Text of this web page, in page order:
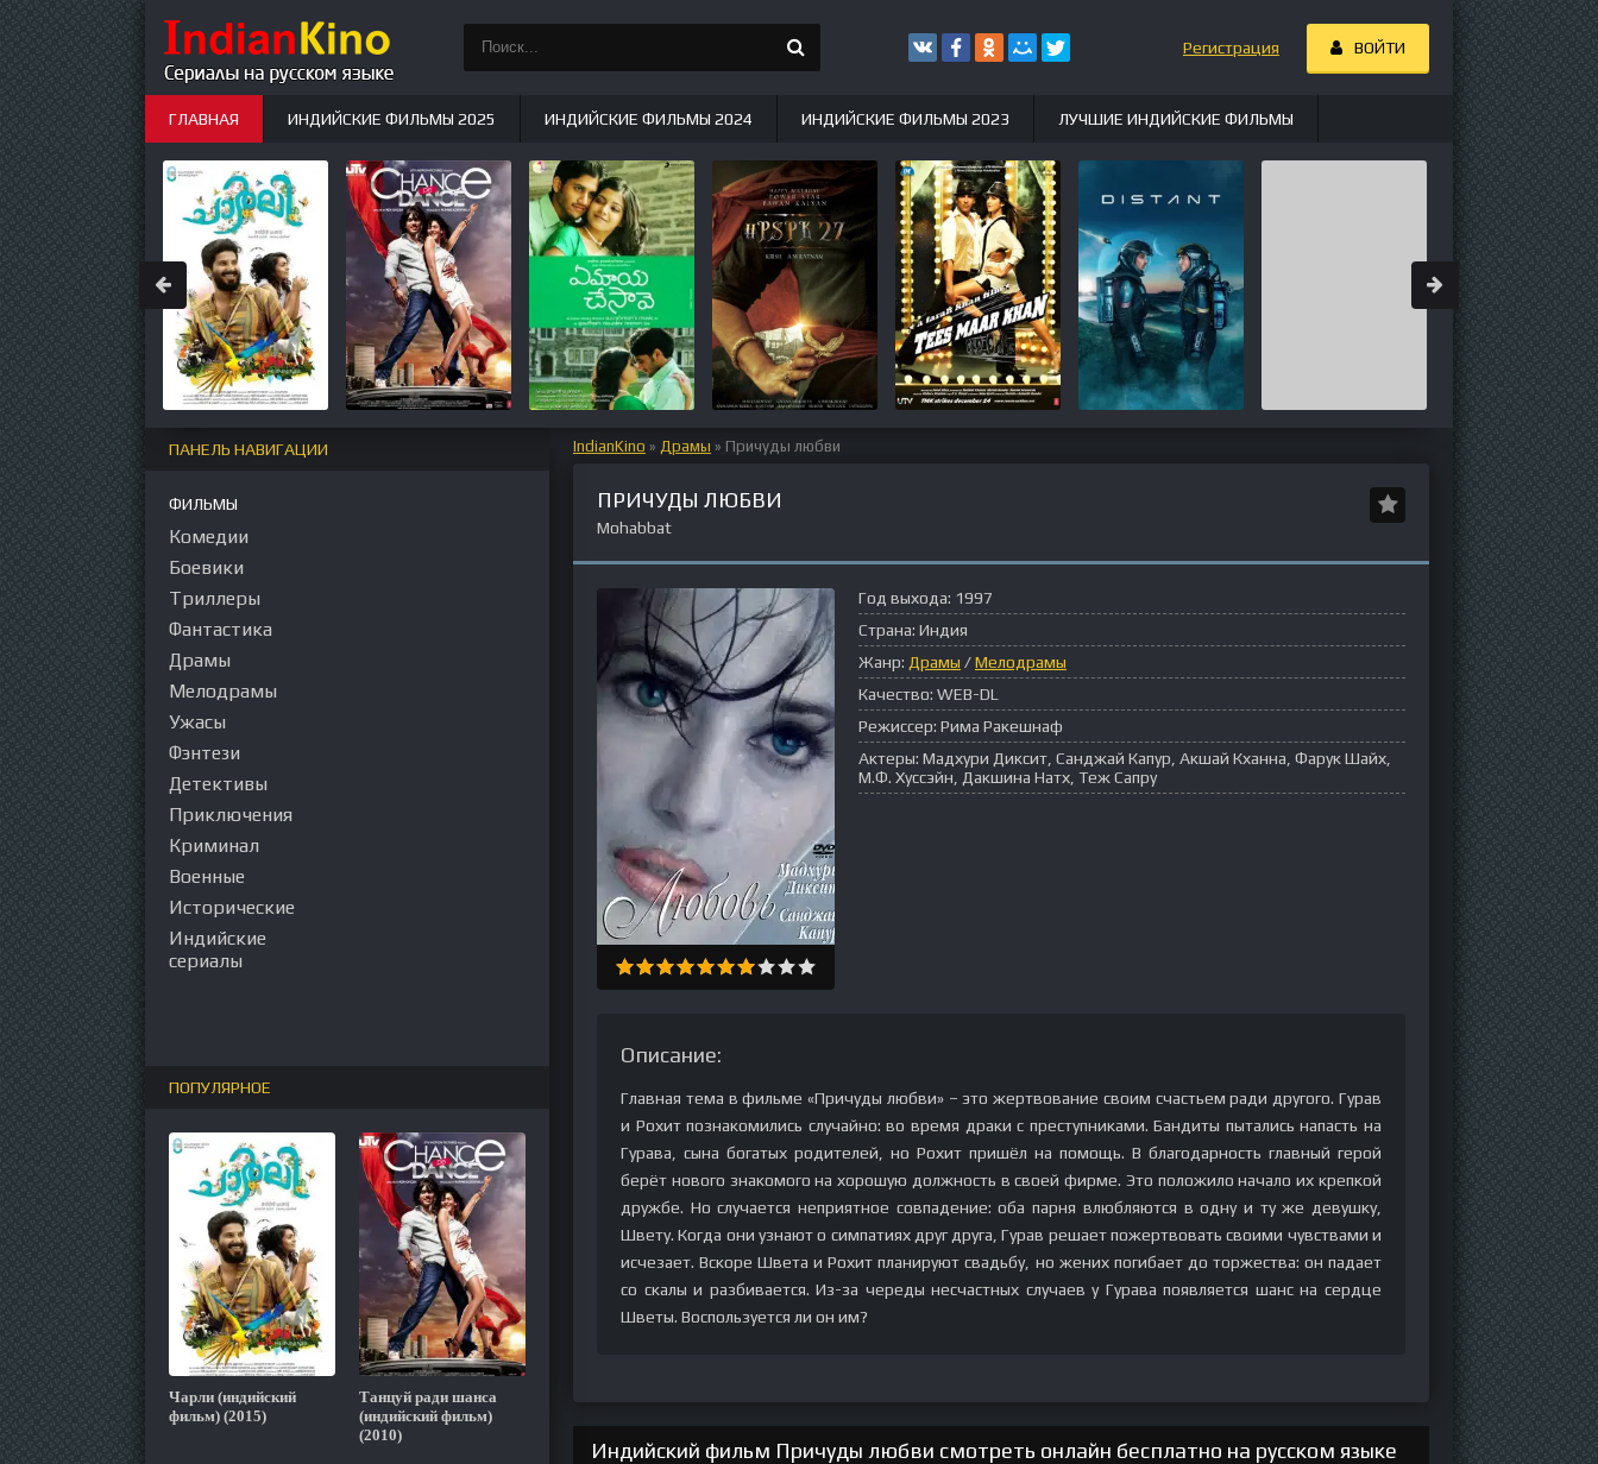
IndianKino » Драмы » Причуды любви
ПРИЧУДЫ ЛЮБВИ
Mohabbat
Год выхода: 1997
Страна: Индия
Жанр: Драмы /Мелодрамы
Качество: WEB-DL
Режиссер: Рима Ракешнаф
Актеры: Мадхури Диксит, Санджай Капур, Акшай Кханна, Фарук Шайх,
М.Ф. Хуссэйн, Дакшина Натх, Теж Сапру
Описание:
Главная тема в фильме «Причуды любви» – это жертвование своим счастьем ради другого. Гурав
и Рохит познакомились случайно: во время драки с преступниками. Бандиты пытались напасть на
Гурава, сына богатых родителей, но Рохит пришёл на помощь. В благодарность главный герой
берёт нового знакомого на хорошую должность в своей фирме. Это положило начало их крепкой
дружбе. Но случается неприятное совпадение: оба парня влюбляются в одну и ту же девушку,
Швету. Когда они узнают о симпатиях друг друга, Гурав решает пожертвовать своими чувствами и
исчезает. Вскоре Швета и Рохит планируют свадьбу, но жених погибает до торжества: он падает
со скалы и разбивается. Из-за череды несчастных случаев у Гурава появляется шанс на сердце
Шветы. Воспользуется ли он им?
Индийский фильм Причуды любви смотреть онлайн бесплатно на русском языке
ПАНЕЛЬ НАВИГАЦИИ
ФИЛЬМЫ
Комедии
Боевики
Триллеры
Фантастика
Драмы
Мелодрамы
Ужасы
Фэнтези
Детективы
Приключения
Криминал
Военные
Исторические
Индийские
сериалы
ПОПУЛЯРНОЕ
Чарли (индийский
фильм) (2015)
Танцуй ради шанса
(индийский фильм)
(2010)
Регистрация ВОЙТИ
ГЛАВНАЯ ИНДИЙСКИЕ ФИЛЬМЫ 2025 ИНДИЙСКИЕ ФИЛЬМЫ 2024 ИНДИЙСКИЕ ФИЛЬМЫ 2023 ЛУЧШИЕ ИНДИЙСКИЕ ФИЛЬМЫ
ИНДИЙСКИЕ СЕРИАЛЫ НОВЫЕ